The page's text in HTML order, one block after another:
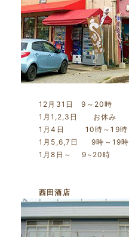
12月31日 9～20時
1月1,2,3日 お休み
1月4日 10時～19時
1月5,6,7日 9時～19時
1月8日～ 9~20時
西田酒店